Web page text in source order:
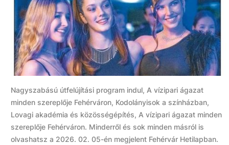
Nagyszabású útfelújítási program indul, A vízipari ágazat
minden szereplője Fehérváron, Kodolányisok a színházban,
Lovagi akadémia és közösségépítés, A vízipari ágazat minden
szereplője Fehérváron. Minderről és sok minden másról is
olvashatsz a 2026. 02. 05-én megjelent Fehérvár Hetilapban.